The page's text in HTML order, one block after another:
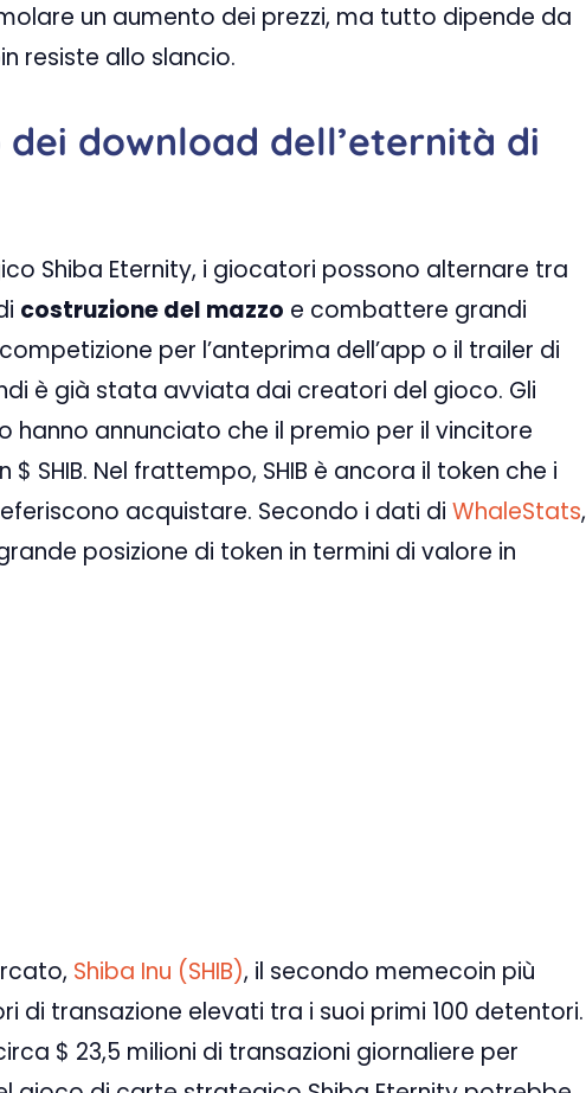
un aumento dei prezzi, ma tutto dipende da
resiste allo slancio.
download dell’eternità di
Shiba Eternity, i giocatori possono alternare tra
costruzione del mazzo e combattere grandi
per l’anteprima dell’app o il trailer di
è già stata avviata dai creatori del gioco. Gli
hanno annunciato che il premio per il vincitore
SHIB. Nel frattempo, SHIB è ancora il token che i
acquistare. Secondo i dati di WhaleStats,
posizione di token in termini di valore in
Shiba Inu (SHIB), il secondo memecoin più
di transazione elevati tra i suoi primi 100 detentori.
$ 23,5 milioni di transazioni giornaliere per